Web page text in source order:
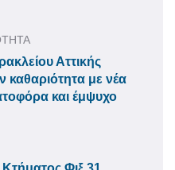
Αττικής
καθαριότητα με νέα
και έμψυχο